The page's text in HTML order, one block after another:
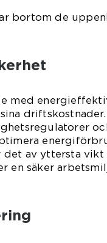
bortom de
med
av yttersta vikt
en säker